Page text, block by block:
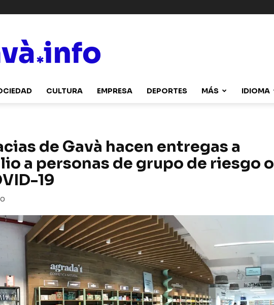
CULTURA EMPRESA DEPORTES MÁS IDIOMA
de Gavà hacen entregas a
a personas de grupo de riesgo o
19